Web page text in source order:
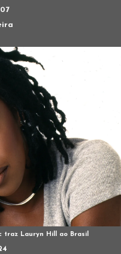
traz Lauryn Hill ao Brasil